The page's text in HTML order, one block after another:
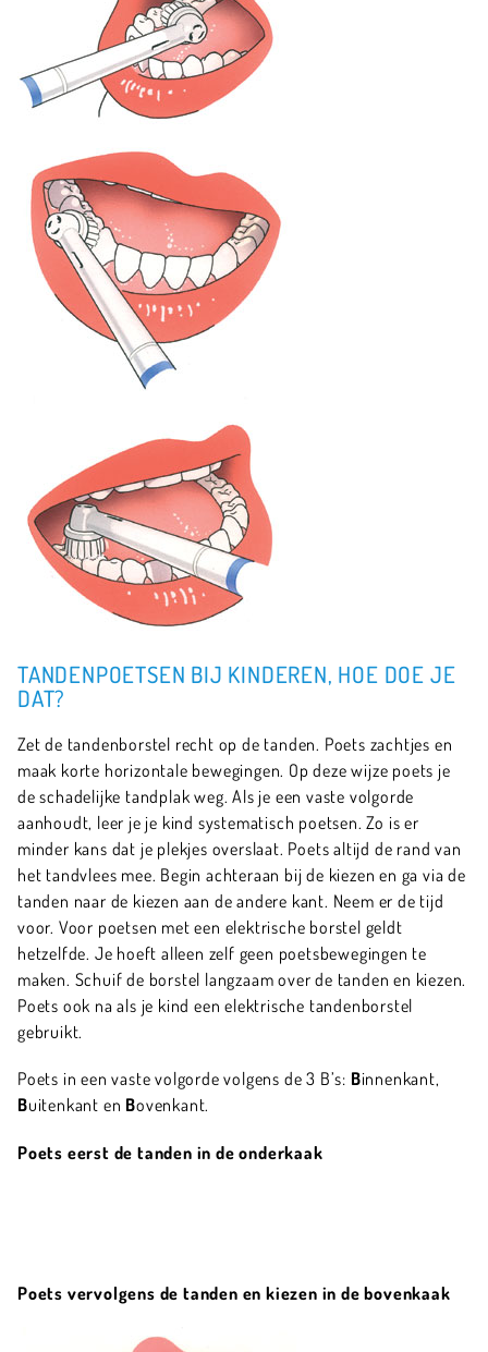
TANDENPOETSEN BIJ KINDEREN, HOE DOE JE
DAT?
Zet de tandenborstel recht op de tanden. Poets zachtjes en
maak korte horizontale bewegingen. Op deze wijze poets je
de schadelijke tandplak weg. Als je een vaste volgorde
aanhoudt, leer je je kind systematisch poetsen. Zo is er
minder kans dat je plekjes overslaat. Poets altijd de rand van
het tandvlees mee. Begin achteraan bij de kiezen en ga via de
tanden naar de kiezen aan de andere kant. Neem er de tijd
voor. Voor poetsen met een elektrische borstel geldt
hetzelfde. Je hoeft alleen zelf geen poetsbewegingen te
maken. Schuif de borstel langzaam over de tanden en kiezen.
Poets ook na als je kind een elektrische tandenborstel
gebruikt.
Poets in een vaste volgorde volgens de 3 B’s: Binnenkant,
Buitenkant en Bovenkant.
Poets eerst de tanden in de onderkaak
Poets vervolgens de tanden en kiezen in de bovenkaak